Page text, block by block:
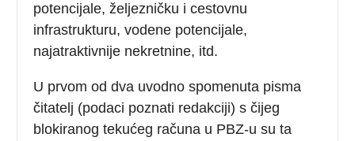
potencijale, željezničku i cestovnu
infrastrukturu, vodene potencijale,
najatraktivnije nekretnine, itd.
U prvom od dva uvodno spomenuta pisma
čitatelj (podaci poznati redakciji) s čijeg
blokiranog tekućeg računa u PBZ-u su ta